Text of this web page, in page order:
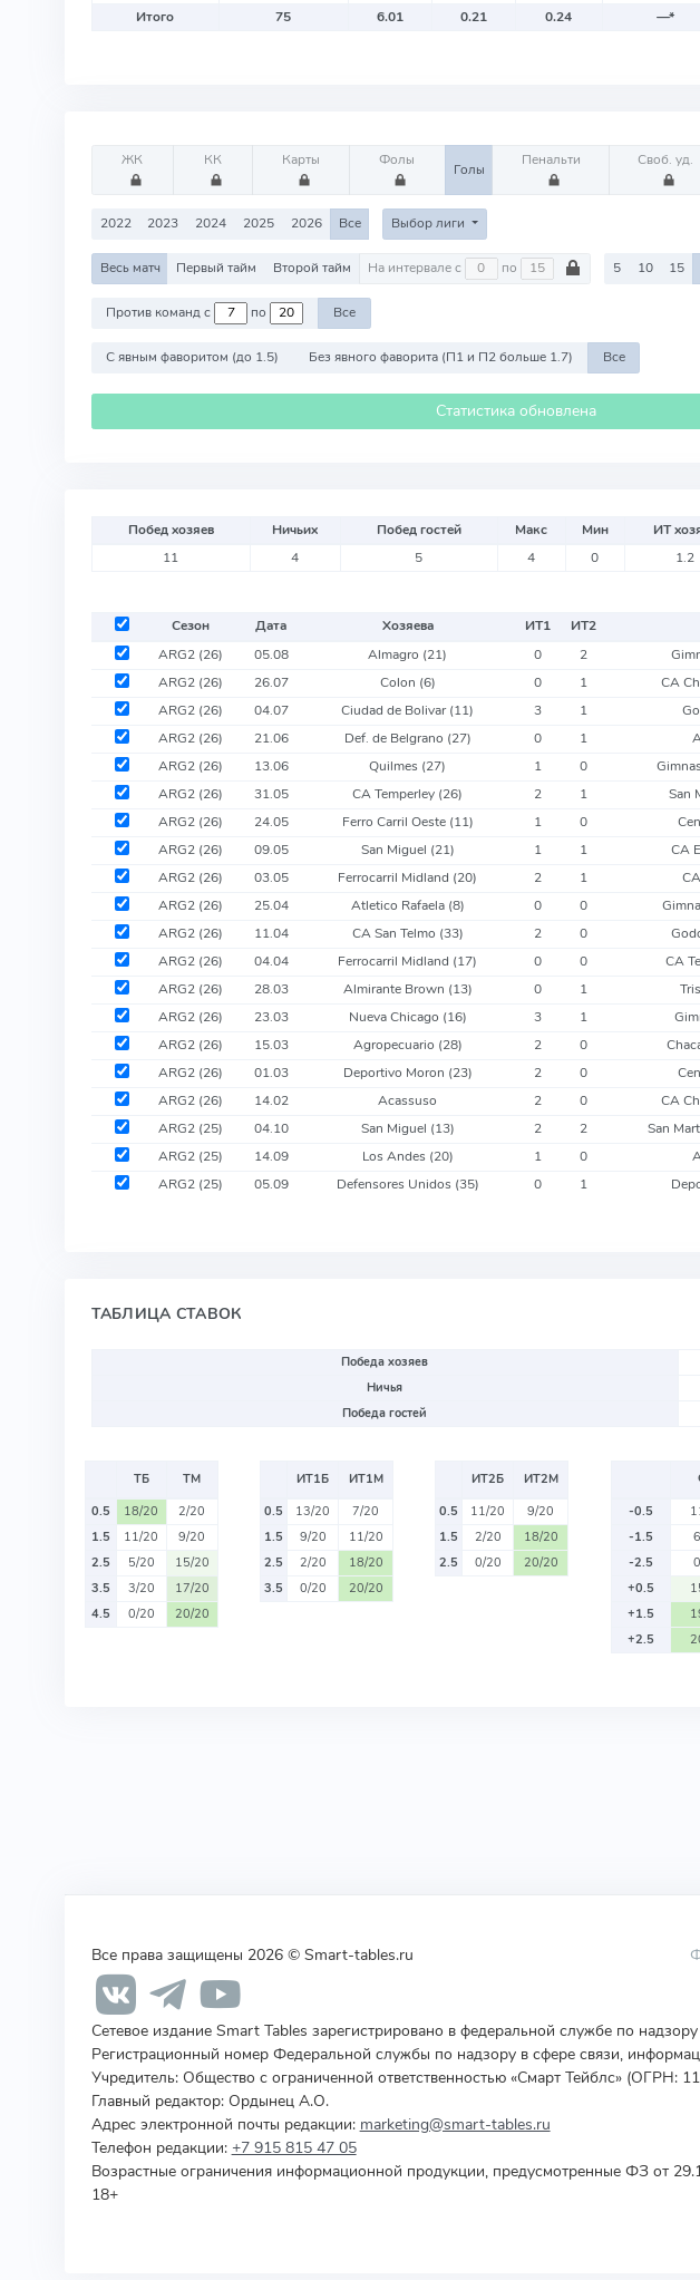
Итого
75 6.01 0.21 0.24 —*
ЖК КК Карты Фолы
Голы
Пенальти Своб. уд.
2022 2023 2024 2025 2026 Все Выбор лиги
Весь матч Первый тайм Второй тайм На интервале с по 5 10 15
Против команд с по Все
С явным фаворитом (до 1.5) Без явного фаворита (П1 и П2 больше 1.7) Все
Статистика обновлена
Побед хозяев Ничьих Побед гостей Макс Мин ИТ
11
4 5 4 0 1.2
Сезон Дата Хозяева ИТ1 ИТ2
ARG2 (26)
05.08 Almagro (21) 0 2
ARG2 (26) 26.07 Colon (6) 0 1 CA
ARG2 (26) 04.07 Ciudad de Bolivar(11) 3 1
ARG2 (26) 21.06 Def. de Belgrano (27) 0 1
ARG2 (26) 13.06 Quilmes (27) 1 0
ARG2 (26) 31.05 CA Temperley (26) 2 1 San
ARG2 (26) 24.05 Ferro Carril Oeste (11) 1 0
ARG2 (26) 09.05 San Miguel (21) 1 1 CA
ARG2 (26) 03.05 Ferrocarril Midland (20) 2 1
ARG2 (26) 25.04 Atletico Rafaela (8) 0 0
ARG2 (26) 11.04 CA San Telmo (33) 2 0
ARG2 (26) 04.04 Ferrocarril Midland (17) 0 0 CA
ARG2 (26) 28.03 Almirante Brown (13) 0 1
ARG2 (26) 23.03 Nueva Chicago (16) 3 1
ARG2 (26) 15.03 Agropecuario (28) 2 0
ARG2 (26) 01.03 Deportivo Moron (23) 2 0
ARG2 (26) 14.02 Acassuso 2 0 CA
ARG2 (25) 04.10 San Miguel (13) 2 2 San
ARG2 (25) 14.09 Los Andes (20) 1 0
ARG2 (25) 05.09 Defensores Unidos (35) 0 1
ТАБЛИЦА СТАВОК
Победа хозяев
Ничья
Победа гостей
ТБ
ТМ
0.5
18/20
2/20
1.5
11/20
9/20
2.5
5/20
15/20
3.5
3/20
17/20
4.5
0/20 20/20
ИТ1Б
ИТ1М
0.5
13/20
7/20
1.5
9/20
11/20
2.5
2/20
18/20
3.5
0/20 20/20
ИТ2Б
ИТ2М
0.5
11/20
9/20
1.5
2/20
18/20
2.5
0/20 20/20
-0.5
-1.5
-2.5
+0.5
+1.5
+2.5
Все права защищены 2026 © Smart-tables.ru
Сетевое издание Smart Tables зарегистрировано в федеральной службе по
Регистрационный номер Федеральной службы по надзору в сфере связи,
Учредитель: Общество с ограниченной ответственностью «Смарт Тейблс» (ОГРН:
Главный редактор: Ордынец А.О.
Адрес электронной почты редакции: marketing@smart-tables.ru
Телефон редакции: +7 915 815 47 05
Возрастные ограничения информационной продукции, предусмотренные ФЗ от
18+